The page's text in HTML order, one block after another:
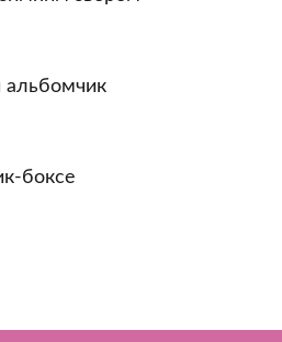
альбомчик
боксе